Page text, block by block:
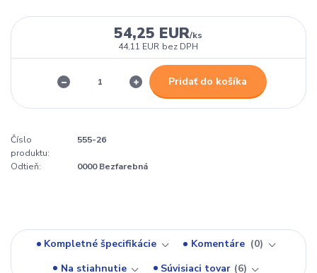
54,25 EUR/ks
44,11 EUR bez DPH
Pridať do košíka
Číslo
produktu:
555-26
Odtieň: 0000 Bezfarebná
Kompletné špecifikácie Komentáre
0
Na stiahnutie
Súvisiaci tovar 6